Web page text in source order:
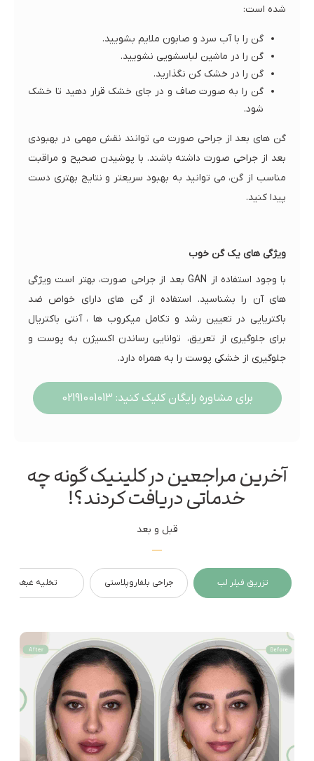
شده است:
گن را با آب سرد و صابون ملایم بشویید.
گن را در ماشین لباسشویی نشویید.
گن را در خشک کن نگذارید.
گن را به صورت صاف و در جای خشک قرار دهید تا خشک
شود.
گن های بعد از جراحی صورت می توانند نقش مهمی در بهبودی
بعد از جراحی صورت داشته باشند. با پوشیدن صحیح و مراقبت
مناسب از گن، می توانید به بهبود سریعتر و نتایج بهتری دست
پیدا کنید.
ویژگی های یک گن خوب
با وجود استفاده از GAN بعد از جراحی صورت، بهتر است ویژگی
های آن را بشناسید. استفاده از گن های دارای خواص ضد
باکتریایی در تعیین رشد و تکامل میکروب ها ، آنتی باکتریال
برای جلوگیری از تعریق، توانایی رساندن اکسیژن به پوست و
جلوگیری از خشکی پوست را به همراه دارد.
برای مشاوره رایگان کلیک کنید: 02191001013
آخرین مراجعین در کلینیک گونه چه
خدماتی دریافت کردند؟!
قبل و بعد
تزریق فیلر لب جراحی بلفاروپلاستی تخلیه غبغب